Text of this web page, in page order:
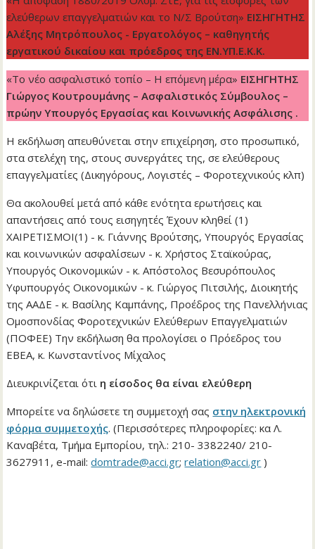
ελεύθερων επαγγελματιών και το Ν/Σ Βρούτση» ΕΙΣΗΓΗΤΗΣ
Αλέξης Μητρόπουλος - Εργατολόγος – καθηγητής
εργατικού δικαίου και πρόεδρος της ΕΝ.ΥΠ.Ε.Κ.Κ.
«Το νέο ασφαλιστικό τοπίο – Η επόμενη μέρα» ΕΙΣΗΓΗΤΗΣ
Γιώργος Κουτρουμάνης – Ασφαλιστικός Σύμβουλος –
πρώην Υπουργός Εργασίας και Κοινωνικής Ασφάλισης .
Η εκδήλωση απευθύνεται στην επιχείρηση, στο προσωπικό,
στα στελέχη της, στους συνεργάτες της, σε ελεύθερους
επαγγελματίες (Δικηγόρους, Λογιστές – Φοροτεχνικούς κλπ)
Θα ακολουθεί μετά από κάθε ενότητα ερωτήσεις και
απαντήσεις από τους εισηγητές Έχουν κληθεί (1)
ΧΑΙΡΕΤΙΣΜΟΙ(1) - κ. Γιάννης Βρούτσης, Υπουργός Εργασίας
και κοινωνικών ασφαλίσεων - κ. Χρήστος Σταϊκούρας,
Υπουργός Οικονομικών - κ. Απόστολος Βεσυρόπουλος
Υφυπουργός Οικονομικών - κ. Γιώργος Πιτσιλής, Διοικητής
της ΑΑΔΕ - κ. Βασίλης Καμπάνης, Προέδρος της Πανελλήνιας
Ομοσπονδίας Φοροτεχνικών Ελεύθερων Επαγγελματιών
(ΠΟΦΕΕ) Την εκδήλωση θα προλογίσει ο Πρόεδρος του
ΕΒΕΑ, κ. Κωνσταντίνος Μίχαλος
Διευκρινίζεται ότι η είσοδος θα είναι ελεύθερη
Μπορείτε να δηλώσετε τη συμμετοχή σας στην ηλεκτρονική
φόρμα συμμετοχής. (Περισσότερες πληροφορίες: κα Λ.
Καναβέτα, Τμήμα Εμπορίου, τηλ.: 210- 3382240/ 210-
3627911, e-mail:domtrade@acci.gr;relation@acci.gr )